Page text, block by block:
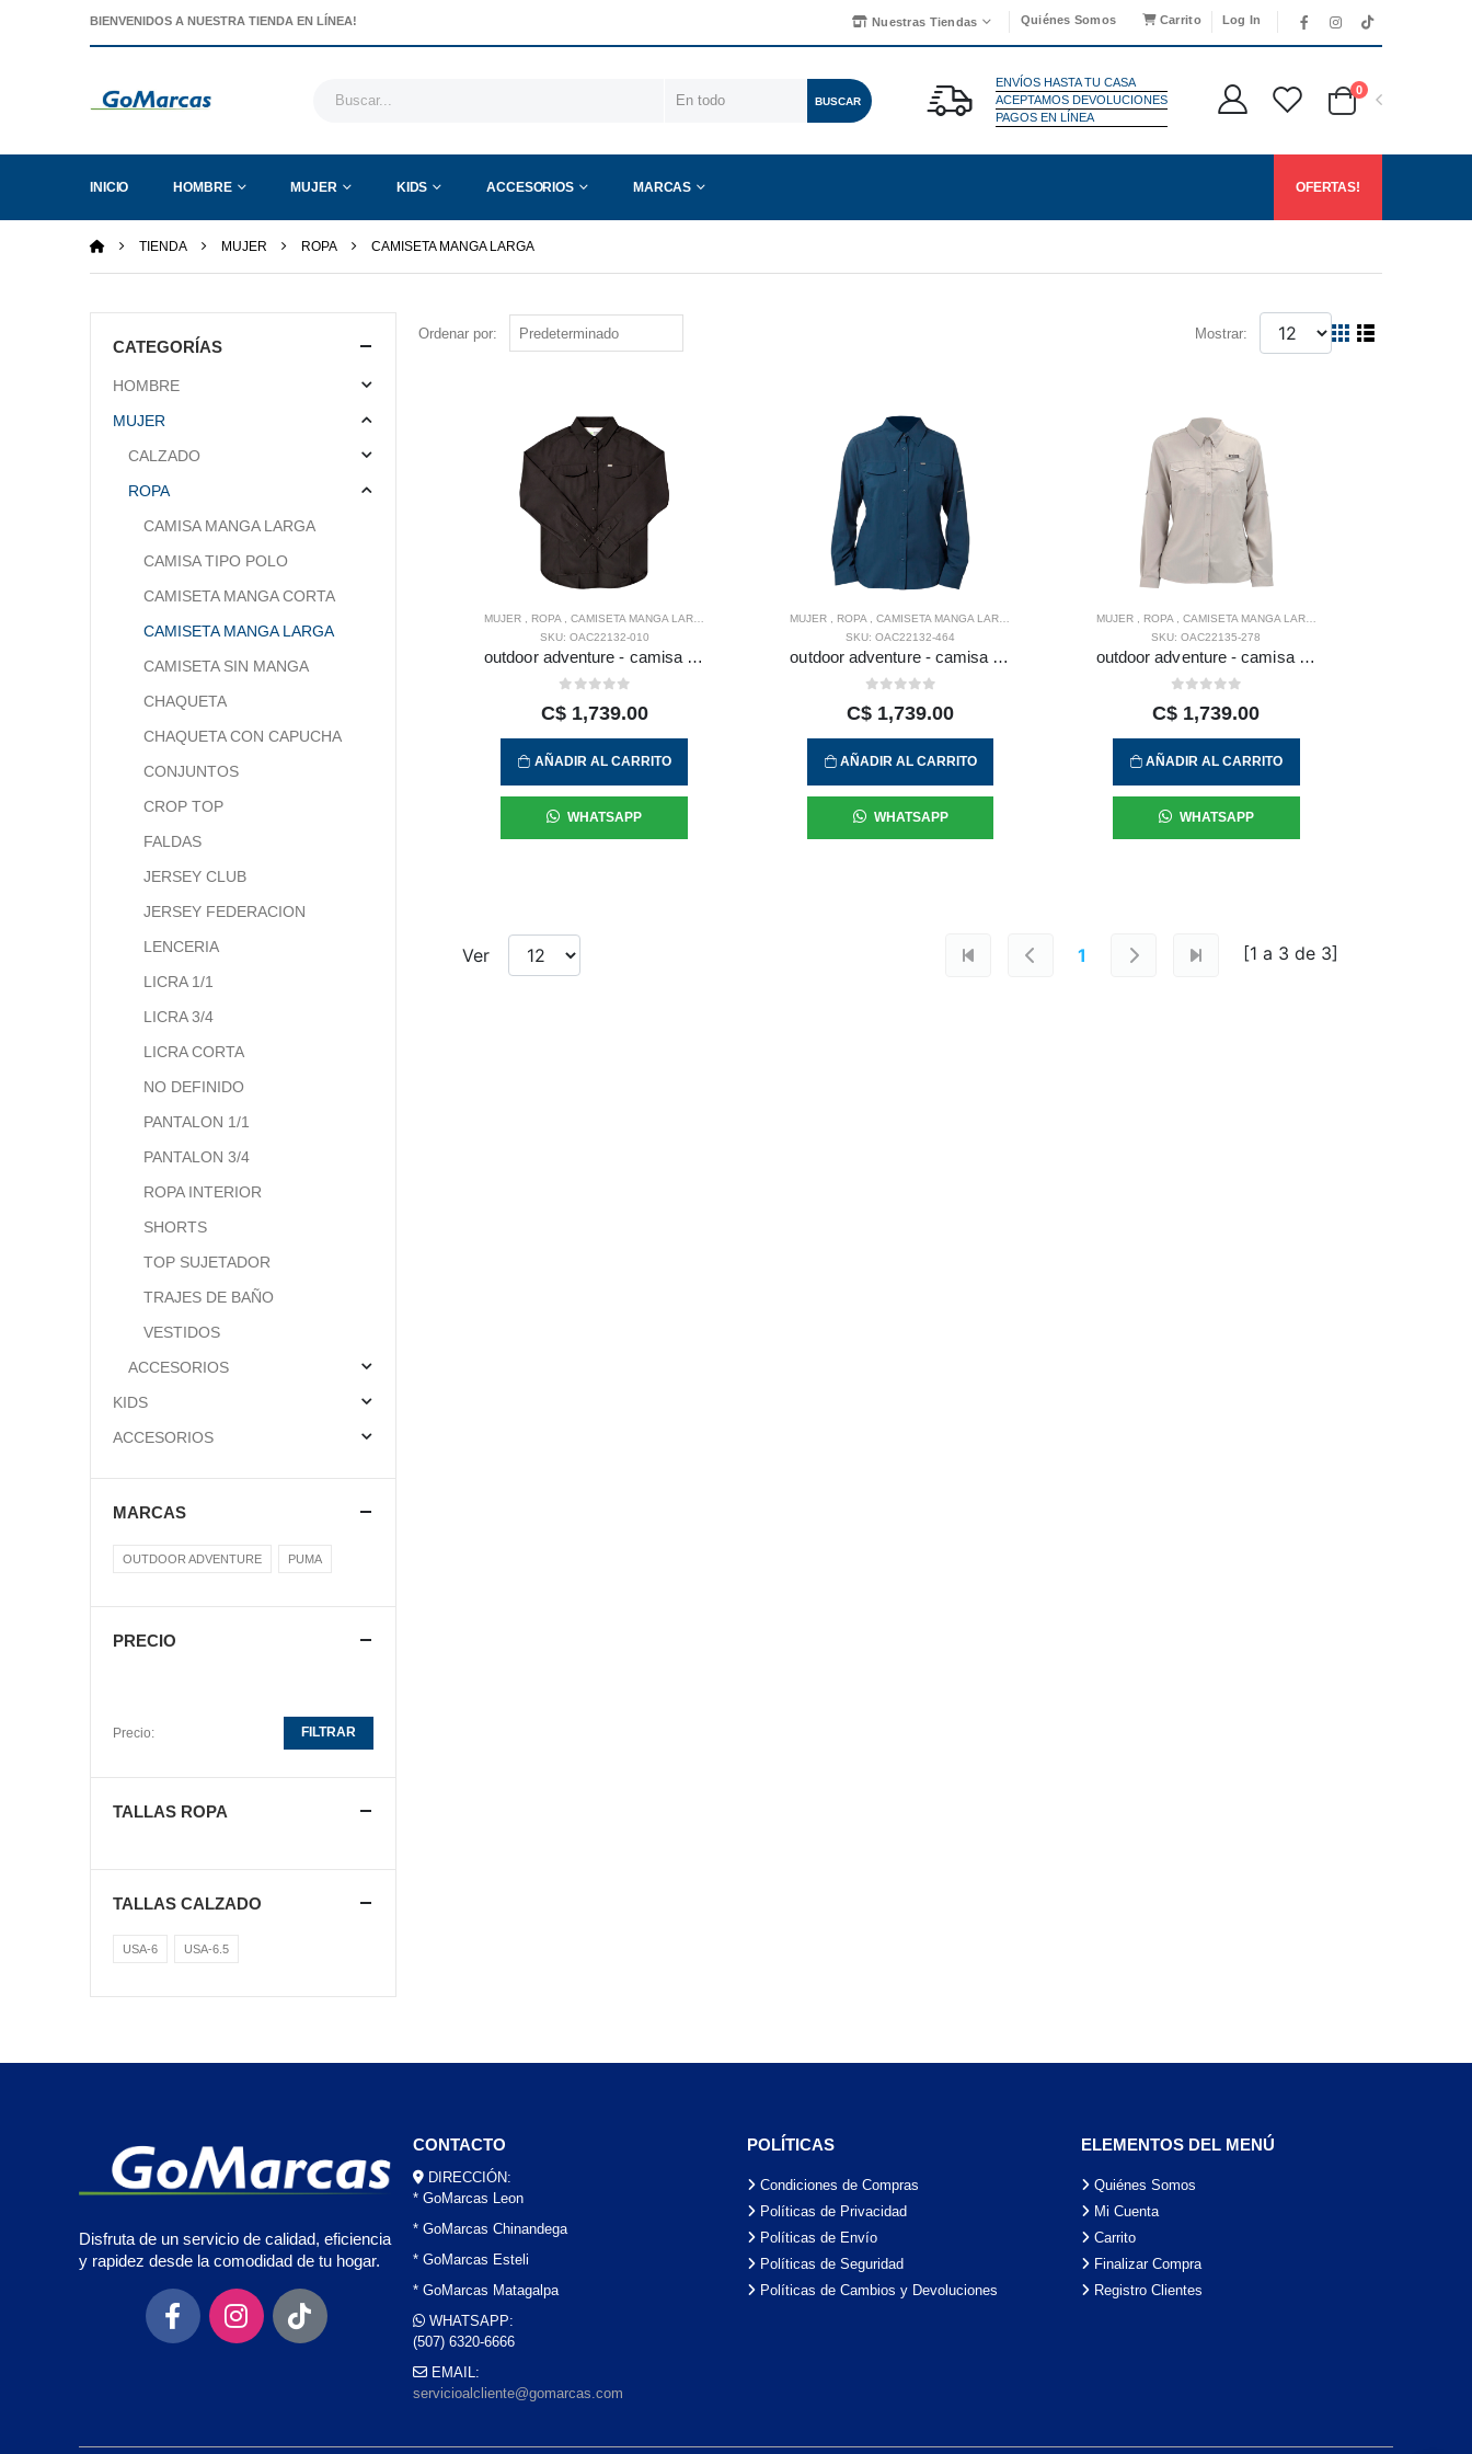
BIENVENIDOS A NUESTRA TIENDA EN LÍNEA! Nuestras Tiendas Quiénes Somos Carrito Log In
BUSCAR
ENVÍOS HASTA TU CASA
ACEPTAMOS DEVOLUCIONES
PAGOS EN LÍNEA
0
INICIO HOMBRE MUJER KIDS ACCESORIOS MARCAS OFERTAS!
TIENDA MUJER ROPA CAMISETA MANGA LARGA
Ordenar por: Mostrar:
MUJER , ROPA ,CAMISETA MANGA LARGA
SKU: OAC22132-010
outdoor adventure - camisa l/s osiri para mujer
C$ 1,739.00
AÑADIR AL CARRITO
WHATSAPP
MUJER , ROPA ,CAMISETA MANGA LARGA
SKU: OAC22132-464
outdoor adventure - camisa l/s osiri para mujer
C$ 1,739.00
AÑADIR AL CARRITO
WHATSAPP
MUJER , ROPA , CAMISETA MANGA LARGA
SKU: OAC22135-278
outdoor adventure - camisa s/s roatan para mujer
C$ 1,739.00
AÑADIR AL CARRITO
WHATSAPP
Ver 1 [1 a 3 de 3]
CATEGORÍAS
HOMBRE
MUJER
CALZADO
ROPA
CAMISA MANGA LARGA
CAMISA TIPO POLO
CAMISETA MANGA CORTA
CAMISETA MANGA LARGA
CAMISETA SIN MANGA
CHAQUETA
CHAQUETA CON CAPUCHA
CONJUNTOS
CROP TOP
FALDAS
JERSEY CLUB
JERSEY FEDERACION
LENCERIA
LICRA 1/1
LICRA 3/4
LICRA CORTA
NO DEFINIDO
PANTALON 1/1
PANTALON 3/4
ROPA INTERIOR
SHORTS
TOP SUJETADOR
TRAJES DE BAÑO
VESTIDOS
ACCESORIOS
KIDS
ACCESORIOS
MARCAS
OUTDOOR ADVENTURE PUMA
PRECIO
Precio: FILTRAR
TALLAS ROPA
TALLAS CALZADO
USA-6 USA-6.5
Disfruta de un servicio de calidad, eficiencia
y rapidez desde la comodidad de tu hogar.
CONTACTO
DIRECCIÓN:
* GoMarcas Leon
* GoMarcas Chinandega
* GoMarcas Esteli
* GoMarcas Matagalpa
WHATSAPP:
(507) 6320-6666
EMAIL:
servicioalcliente@gomarcas.com
POLÍTICAS
Condiciones de Compras
Políticas de Privacidad
Políticas de Envío
Políticas de Seguridad
Políticas de Cambios y Devoluciones
ELEMENTOS DEL MENÚ
Quiénes Somos
Mi Cuenta
Carrito
Finalizar Compra
Registro Clientes